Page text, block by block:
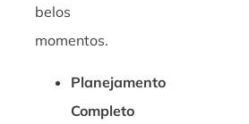
belos
momentos.
Planejamento
Completo